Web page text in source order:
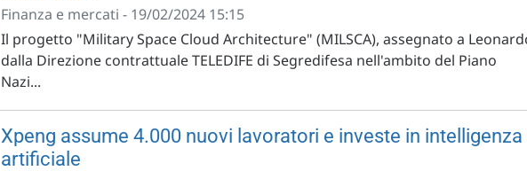
Finanza e mercati - 19/02/2024 15:15
Il progetto "Military Space Cloud Architecture" (MILSCA), assegnato a
dalla Direzione contrattuale TELEDIFE di Segredifesa nell'ambito del Piano
Nazi...
Xpeng assume 4.000 nuovi lavoratori e investe in intelligenza
artificiale